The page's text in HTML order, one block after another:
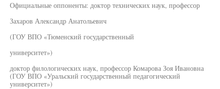
Официальные оппоненты: доктор технических наук, профессор
Захаров Александр Анатольевич
(ГОУ ВПО «Тюменский государственный
университет»)
доктор филологических наук, профессор Комарова Зоя Ивановна
(ГОУ ВПО «Уральский государственный педагогический
университет»)